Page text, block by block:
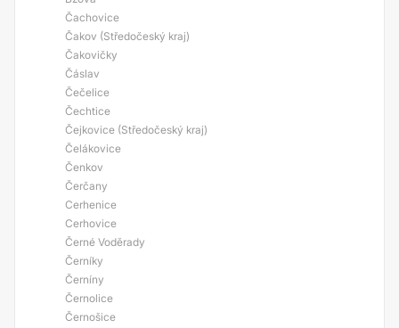
Čachovice
Čakov (Středočeský kraj)
Čakovičky
Čáslav
Čečelice
Čechtice
Čejkovice (Středočeský kraj)
Čelákovice
Čenkov
Čerčany
Cerhenice
Cerhovice
Černé Voděrady
Černíky
Černíny
Černolice
Černošice